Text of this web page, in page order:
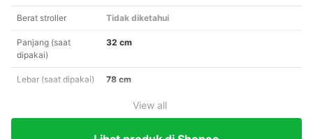
Berat stroller Tidak diketahui
Panjang (saat
dipakai)
32 cm
Lebar (saat dipakai) 78 cm
View all